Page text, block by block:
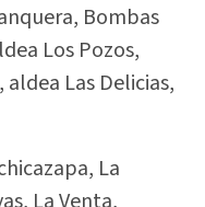
Bombas
Los Pozos,
Las Delicias,
La